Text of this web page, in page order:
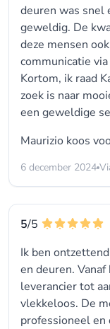
deuren was snel
geweldig. De
deze mensen
communicatie
Kortom, ik raad
zoek is naar
een geweldige
Maurizio koos
6 december 2024
5/5
Ik ben
en deuren.
leverancier tot
vlekkeloos. De
professioneel en